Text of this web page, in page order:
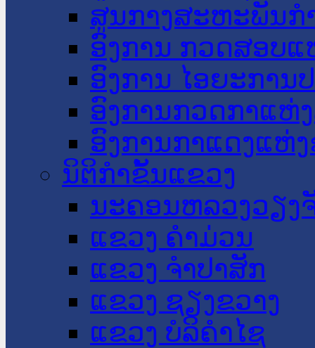
ສູນກາງສະຫະພັນກ
ອົງການ ກວດສອບແ
ອົງການ ໄອຍະການ
ອົງການກວດກາແຫ່
ອົງການກາແດງແຫ່
ນິຕິກໍາຂັ້ນແຂວງ
ນະ​ຄອນ​ຫລວງວຽງ
ແຂວງ ຄໍາມ່ວນ
ແຂວງ ຈໍາປາສັກ
ແຂວງ ຊຽງຂວາງ
ແຂວງ ບໍລິຄໍາໄຊ